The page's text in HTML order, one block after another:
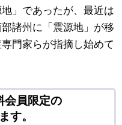
」であったが、最近は
諸州に「震源地」が移
門家らが指摘し始めて
会員限定の
す。